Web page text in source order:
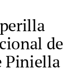
de
Piniella